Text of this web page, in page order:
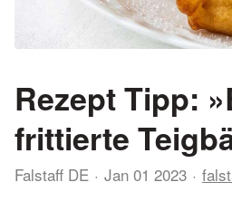
Rezept Tipp:
frittierte
Falstaff DE Jan 01 2023